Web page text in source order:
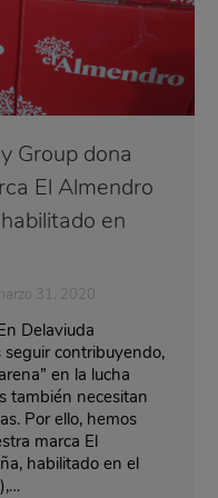
Group dona
El Almendro
en
31, 2020
Delaviuda
contribuyendo,
en la lucha
también necesitan
Por ello, hemos
marca El
habilitado en el